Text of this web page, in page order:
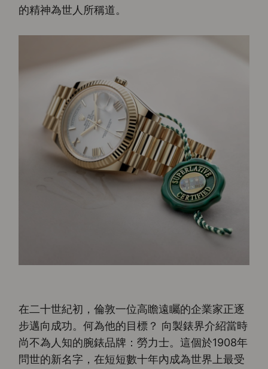
的精神為世人所稱道。
在二十世紀初，倫敦一位高瞻遠矚的企業家正逐
步邁向成功。何為他的目標？ 向製錶界介紹當時
尚不為人知的腕錶品牌：勞力士。這個於1908年
問世的新名字，在短短數十年內成為世界上最受